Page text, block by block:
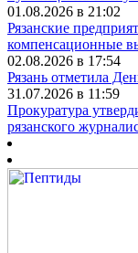
01.08.2026 в 21:02
Рязанские
компенсационные
02.08.2026 в 17:54
Рязань отметила
31.07.2026 в 11:59
Прокуратура
рязанского